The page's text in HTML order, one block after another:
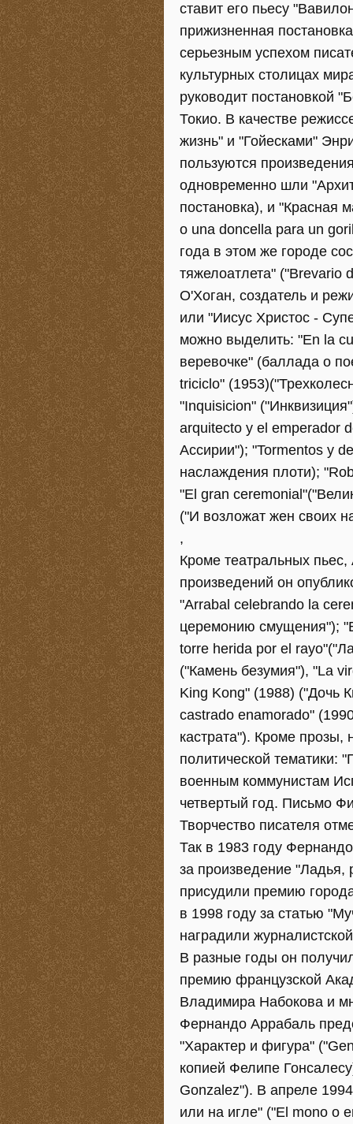
ставит его пьесу
прижизненная
серьезным успехом
культурных столицах
руководит постановкой
Токио. В качестве
жизнь" и "Гойесками"
пользуются
одновременно шли
постановка), и "Красная
o una doncella para un
года в этом же городе
тяжелоатлета" ("Brevario
О'Хоган, создатель и
или "Иисус Христос -
можно выделить: "En la
веревочке" (баллада о
triciclo"
"Inquisicion"
arquitecto y el emperador
Ассирии"); "Tormentos y
наслаждения плоти);
"El gran
("И возложат жен своих
,
Кроме театральных
произведений он
"Arrabal celebrando la
церемонию смущения");
torre herida por el
("Камень безумия"), "La
King Kong" (1988) ("Дочь
castrado enamorado"
кастрата"). Кроме прозы,
политической тематики:
военным коммунистам
четвертый год. Письмо
Творчество писателя
Так в 1983 году
за произведение "Ладья,
присудили премию
в 1998 году за статью
наградили
В разные годы он
премию французской
Владимира Набокова и
Фернандо Аррабаль
"Характер и фигура"
копией Фелипе
Gonzalez"). В апреле
или на игле" ("El mono o